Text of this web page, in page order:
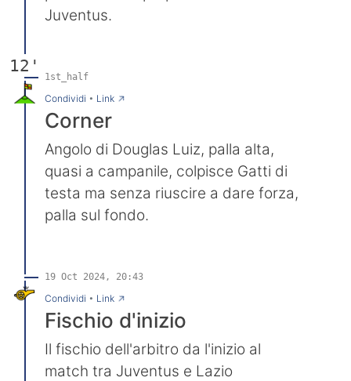
Juventus.
12'
1st_half
Condividi • Link→
Corner
Angolo di Douglas Luiz, palla alta,
quasi a campanile, colpisce Gatti di
testa ma senza riuscire a dare forza,
palla sul fondo.
19 Oct 2024, 20:43
Condividi • Link→
Fischio d'inizio
Il fischio dell'arbitro da l'inizio al
match tra Juventus e Lazio